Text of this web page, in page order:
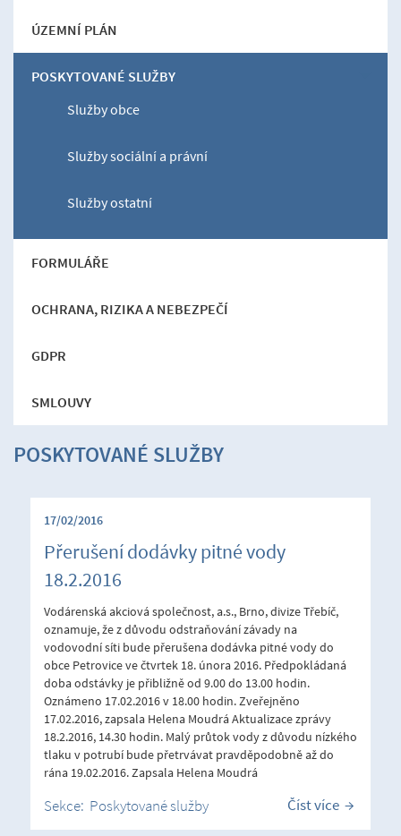
ÚZEMNÍ PLÁN
POSKYTOVANÉ SLUŽBY
Služby obce
Služby sociální a právní
Služby ostatní
FORMULÁŘE
OCHRANA, RIZIKA A NEBEZPEČÍ
GDPR
SMLOUVY
POSKYTOVANÉ SLUŽBY
17/02/2016
Přerušení dodávky pitné vody
18.2.2016
Vodárenská akciová společnost, a.s., Brno, divize Třebíč,
oznamuje, že z důvodu odstraňování závady na
vodovodní síti bude přerušena dodávka pitné vody do
obce Petrovice ve čtvrtek 18. února 2016. Předpokládaná
doba odstávky je přibližně od 9.00 do 13.00 hodin.
Oznámeno 17.02.2016 v 18.00 hodin. Zveřejněno
17.02.2016, zapsala Helena Moudrá Aktualizace zprávy
18.2.2016, 14.30 hodin. Malý průtok vody z důvodu nízkého
tlaku v potrubí bude přetrvávat pravděpodobně až do
rána 19.02.2016. Zapsala Helena Moudrá
Sekce: Poskytované služby Číst více